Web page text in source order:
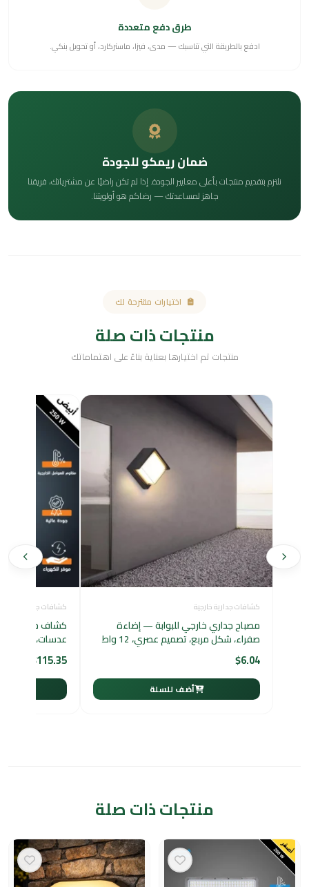
طرق دفع متعددة
ادفع بالطريقة التي تناسبك — مدى، فيزا، ماستركارد، أو تحويل بنكي.
ضمان ريمكو للجودة
نلتزم بتقديم منتجات بأعلى معايير الجودة. إذا لم تكن راضيًا عن مشترياتك، فريقنا
جاهز لمساعدتك — رضاكم هو أولويتنا.
اختيارات مقترحة لك
منتجات ذات صلة
منتجات تم اختيارها بعناية بناءً على اهتماماتك
كشافات جدارية خارجية
مصباح جداري خارجي للبوابة — إضاءة
صفراء، شكل مربع، تصميم عصري، 12 واط
$6.04
أضف للسلة
كشافات جدارية خارجية
عدسات، 250 واط
$115.35
منتجات ذات صلة